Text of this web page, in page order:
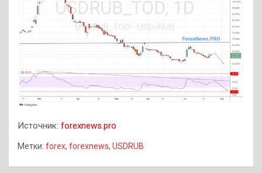
Источник: forexnews.pro
Метки: forex, forexnews, USDRUB